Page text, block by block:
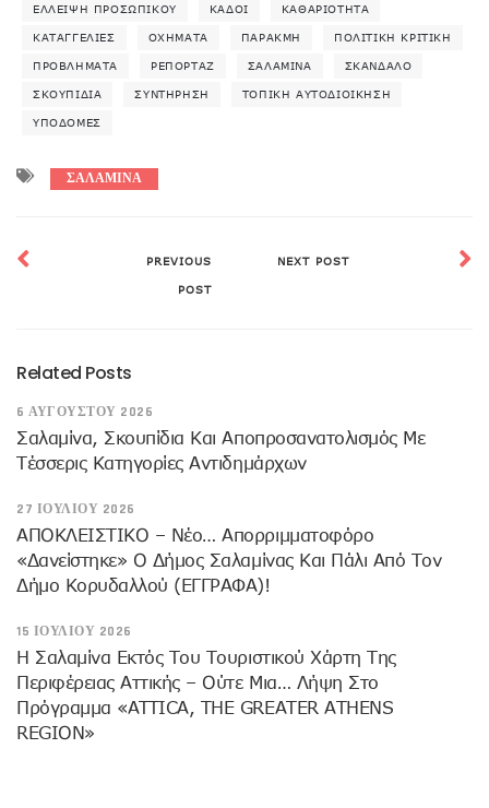
ΈΛΛΕΙΨΗ ΠΡΟΣΩΠΙΚΟΎ ΚΆΔΟΙ ΚΑΘΑΡΙΌΤΗΤΑ
ΚΑΤΑΓΓΕΛΊΕΣ ΟΧΉΜΑΤΑ ΠΑΡΑΚΜΉ ΠΟΛΙΤΙΚΉ ΚΡΙΤΙΚΉ
ΠΡΟΒΛΉΜΑΤΑ ΡΕΠΟΡΤΆΖ ΣΑΛΑΜΊΝΑ ΣΚΆΝΔΑΛΟ
ΣΚΟΥΠΊΔΙΑ ΣΥΝΤΉΡΗΣΗ ΤΟΠΙΚΉ ΑΥΤΟΔΙΟΊΚΗΣΗ
ΥΠΟΔΟΜΈΣ
ΣΑΛΑΜΙΝΑ
PREVIOUS
POST
NEXT POST
Related Posts
6 ΑΥΓΟΎΣΤΟΥ 2026
Σαλαμίνα, Σκουπίδια Και Αποπροσανατολισμός Με
Τέσσερις Κατηγορίες Αντιδημάρχων
27 ΙΟΥΛΊΟΥ 2026
ΑΠΟΚΛΕΙΣΤΙΚΟ – Νέο… Απορριμματοφόρο
«δανείστηκε» Ο Δήμος Σαλαμίνας Και Πάλι Από Τον
Δήμο Κορυδαλλού (ΕΓΓΡΑΦΑ)!
15 ΙΟΥΛΊΟΥ 2026
H Σαλαμίνα Εκτός Του Τουριστικού Χάρτη Της
Περιφέρειας Αττικής – Ούτε Μια… Λήψη Στο
Πρόγραμμα «ATTICA, THE GREATER ATHENS
REGION»